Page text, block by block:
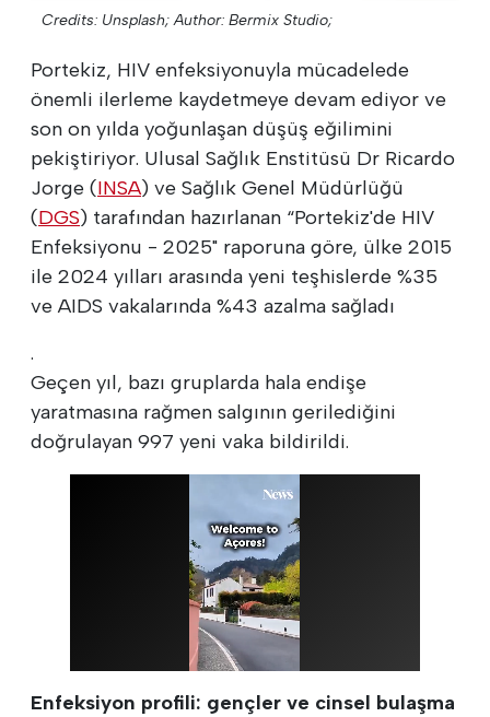
Credits: Unsplash; Author: Bermix Studio;
Portekiz, HIV enfeksiyonuyla mücadelede
önemli ilerleme kaydetmeye devam ediyor ve
son on yılda yoğunlaşan düşüş eğilimini
pekiştiriyor. Ulusal Sağlık Enstitüsü Dr Ricardo
Jorge (INSA) ve Sağlık Genel Müdürlüğü
(DGS) tarafından hazırlanan “Portekiz'de HIV
Enfeksiyonu - 2025" raporuna göre, ülke 2015
ile 2024 yılları arasında yeni teşhislerde %35
ve AIDS vakalarında %43 azalma sağladı
.
Geçen yıl, bazı gruplarda hala endişe
yaratmasına rağmen salgının gerilediğini
doğrulayan 997 yeni vaka bildirildi.
Enfeksiyon profili: gençler ve cinsel bulaşma